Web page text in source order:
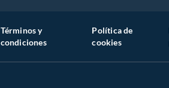
Términos y
condiciones
Política de
cookies